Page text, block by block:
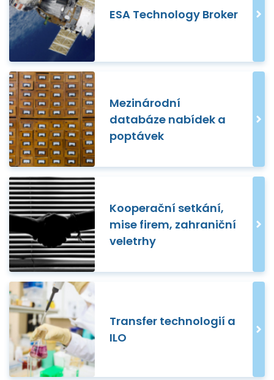
ESA Technology Broker
Mezinárodní
databáze nabídek a
poptávek
Kooperační setkání,
mise firem, zahraniční
veletrhy
Transfer technologií a
ILO